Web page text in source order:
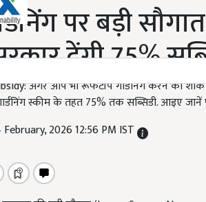
पर बड़ी
देंगी 75%
अगर आप भी रूफटॉप गार्डनिंग करने का
स्कीम के तहत 75% तक सब्सिडी. आइए जानें
2026 12:56 PM IST